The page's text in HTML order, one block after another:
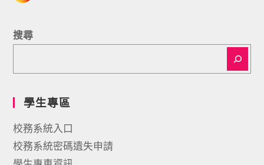
搜尋
學生專區
校務系統入口
校務系統密碼遺失申請